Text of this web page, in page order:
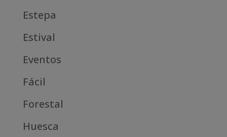
Estepa
Estival
Eventos
Fácil
Forestal
Huesca